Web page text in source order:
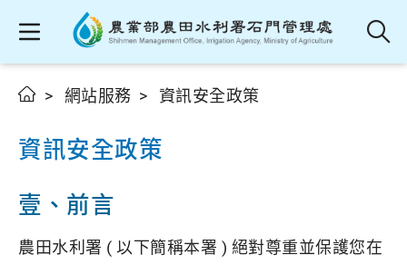
網站服務 資訊安全政策
資訊安全政策
壹、前言
農田水利署 ( 以下簡稱本署 ) 絕對尊重並保護您在